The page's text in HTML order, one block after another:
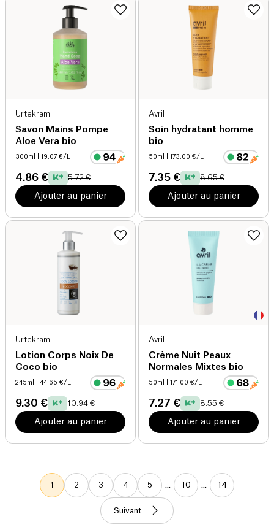
Urtekram
Savon Mains Pompe
Aloe Vera bio
300ml | 19.07 €/L
4.86 € 5.72 €
Ajouter au panier
Avril
Soin hydratant homme
bio
50ml | 173.00 €/L
7.35 € 8.65 €
Ajouter au panier
Urtekram
Lotion Corps Noix De
Coco bio
245ml | 44.65 €/L
9.30 € 10.94 €
Ajouter au panier
Avril
Crème Nuit Peaux
Normales Mixtes bio
50ml | 171.00 €/L
7.27 € 8.55 €
Ajouter au panier
1 2 3 4 5 ... 10 ... 14
Suivant